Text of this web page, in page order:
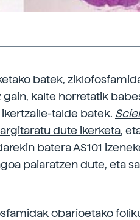
batek,
kalte horretatik
talde batek.
dute ikerketa,
batera AS101
paiaratzen dute, eta
obarioetako